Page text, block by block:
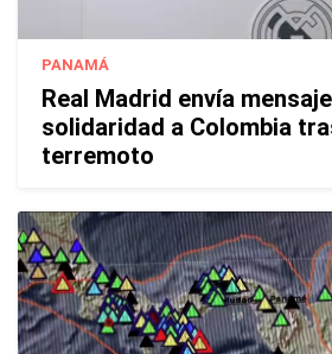
PANAMÁ
Real Madrid envía
solidaridad a Colombia
terremoto